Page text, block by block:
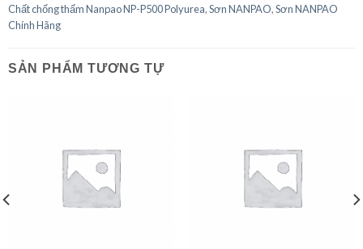
Chất chống thấm Nanpao NP-P500 Polyurea,Sơn NANPAO,Sơn NANPAO
Chính Hãng
SẢN PHẨM TƯƠNG TỰ